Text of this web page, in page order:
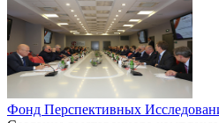
Фонд Перспективных